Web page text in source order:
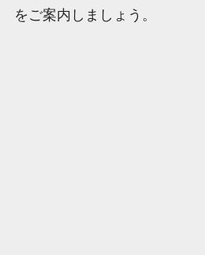
をご案内しましょう。